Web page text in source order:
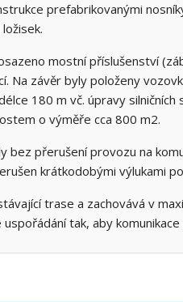
prefabrikovanými
mostní příslušenství
Na závěr byly položeny
180 m vč. úpravy
o výměře cca 800 m2.
bez přerušení provozu na
krátkodobými výlukami
trase a zachovává v
tak, aby